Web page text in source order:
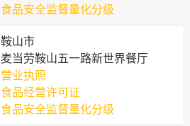
食品安全监督量化分级
鞍山市
麦当劳鞍山五一路新世界餐厅
营业执照
食品经营许可证
食品安全监督量化分级